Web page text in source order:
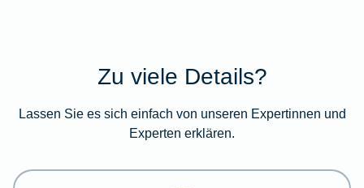
Zu viele Details?
Lassen Sie es sich einfach von unseren Expertinnen und
Experten erklären.